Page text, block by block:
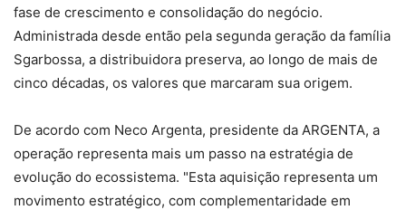
fase de crescimento e consolidação do negócio.
Administrada desde então pela segunda geração da família
Sgarbossa, a distribuidora preserva, ao longo de mais de
cinco décadas, os valores que marcaram sua origem.
De acordo com Neco Argenta, presidente da ARGENTA, a
operação representa mais um passo na estratégia de
evolução do ecossistema. "Esta aquisição representa um
movimento estratégico, com complementaridade em